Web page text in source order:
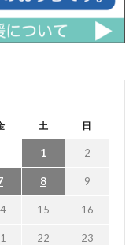
土 日
1 2
8 9
15 16
22 23